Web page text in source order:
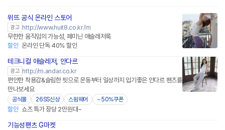
위뜨 공식 온라인 스토어
광고 http://www.huit8.co.kr/m
무한한 움직임의 가능성, 페미닌 애슬레저룩
할인 온라인 단독 40% 할인
테크니컬 애슬레저, 안다르
광고 http://m.andar.co.kr
편안한 착용감&슬림한 핏으로 운동부터 일상까지 입기좋은 안다르 팬츠를
만나보세요
공식몰 26SS신상 스윔웨어 ~50%쿠폰
할인 쇼츠 특가 장당 2만원대~
기능성팬츠 G마켓